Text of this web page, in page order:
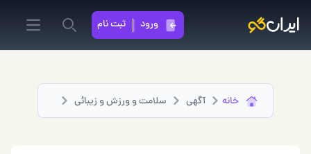
ورود
ثبت نام
menu
خانه آگهی سلامت و ورزش و زیبائی